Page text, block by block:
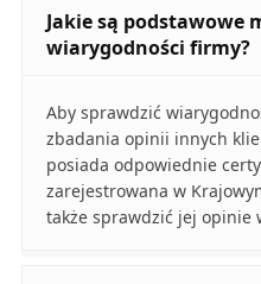
Jakie są podstawowe
wiarygodności firmy?
Aby sprawdzić
zbadania opinii innych
posiada odpowiednie
zarejestrowana w
także sprawdzić jej opinie